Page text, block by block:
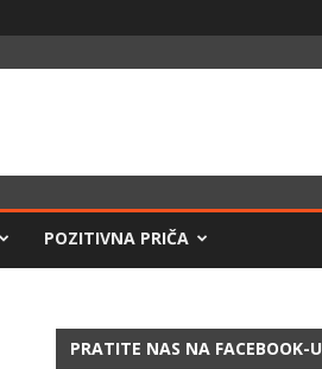
POZITIVNA PRIČA
PRATITE NAS NA FACEBOOK-U